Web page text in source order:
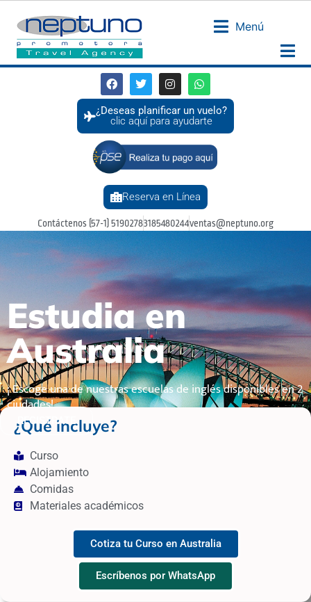
Menú
¿Deseas planificar un vuelo?
clic aquí para ayudarte
Reserva en Línea
Contáctenos (57-1) 51902783185480244ventas@neptuno.org
Estudia en
Australia
¡ Escoge una de nuestras escuelas de inglés disponibles en 2
ciudades!
REGISTRATE
¿Qué incluye?
Curso
Alojamiento
Comidas
Materiales académicos
Cotiza tu Curso en Australia
Escríbenos por WhatsApp